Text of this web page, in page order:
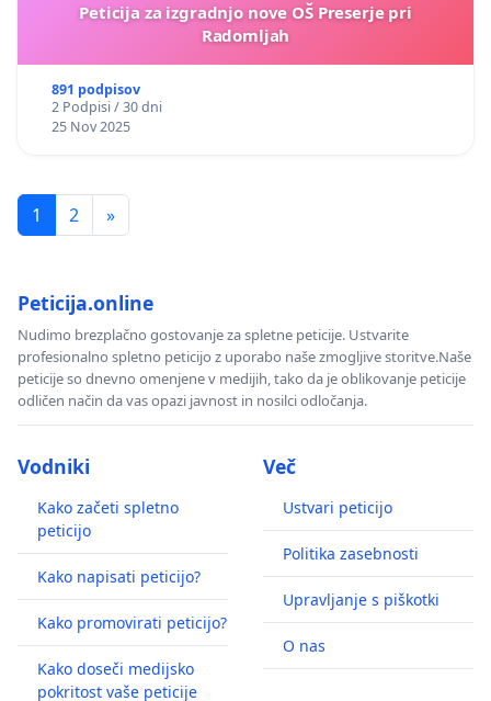
Peticija za izgradnjo nove OŠ Preserje pri
Radomljah
891 podpisov
2 Podpisi / 30 dni
25 Nov 2025
1 2 »
Peticija.online
Nudimo brezplačno gostovanje za spletne peticije. Ustvarite
profesionalno spletno peticijo z uporabo naše zmogljive storitve.Naše
peticije so dnevno omenjene v medijih, tako da je oblikovanje peticije
odličen način da vas opazi javnost in nosilci odločanja.
Vodniki
Kako začeti spletno
peticijo
Kako napisati peticijo?
Kako promovirati peticijo?
Kako doseči medijsko
pokritost vaše peticije
Več
Ustvari peticijo
Politika zasebnosti
Upravljanje s piškotki
O nas